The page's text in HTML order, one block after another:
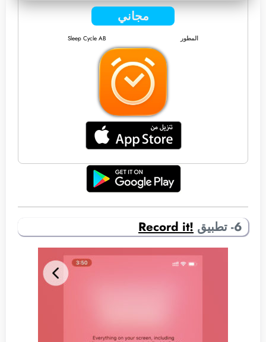
مجاني
المطور Sleep Cycle AB
6- تطبيق !Record it